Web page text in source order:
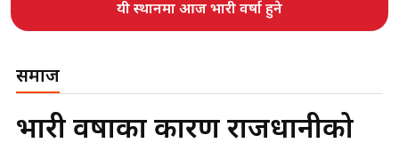
यी स्थानमा आज भारी वर्षा हुने
समाज
भारी वर्षाका कारण राजधानीको